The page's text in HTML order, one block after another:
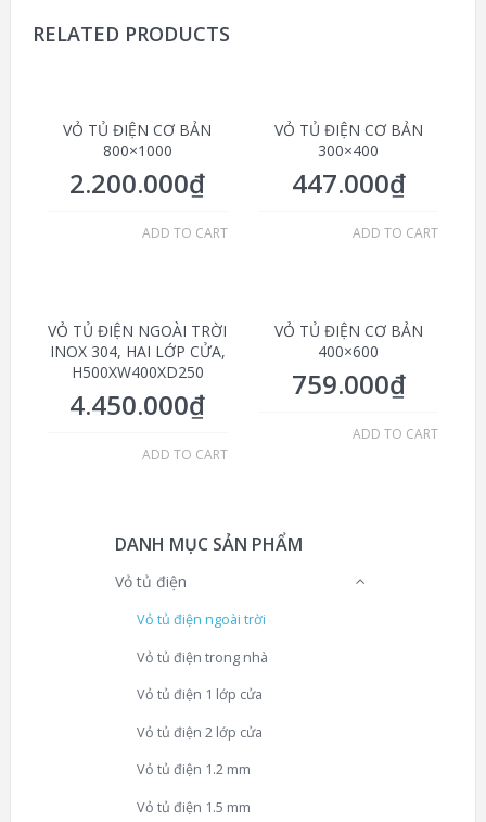
RELATED PRODUCTS
VỎ TỦ ĐIỆN CƠ BẢN
800×1000
2.200.000₫
ADD TO CART
VỎ TỦ ĐIỆN CƠ BẢN
300×400
447.000₫
ADD TO CART
VỎ TỦ ĐIỆN NGOÀI TRỜI
INOX 304, HAI LỚP CỬA,
H500XW400XD250
4.450.000₫
ADD TO CART
VỎ TỦ ĐIỆN CƠ BẢN
400×600
759.000₫
ADD TO CART
DANH MỤC SẢN PHẨM
Vỏ tủ điện
Vỏ tủ điện ngoài trời
Vỏ tủ điện trong nhà
Vỏ tủ điện 1 lớp cửa
Vỏ tủ điện 2 lớp cửa
Vỏ tủ điện 1.2 mm
Vỏ tủ điện 1.5 mm